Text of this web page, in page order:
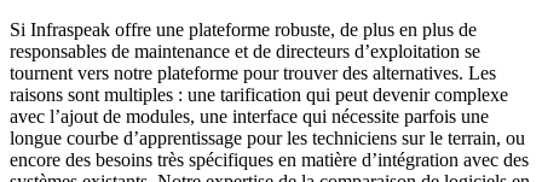
Si Infraspeak offre une plateforme robuste, de plus en plus de
responsables de maintenance et de directeurs d’exploitation se
tournent vers notre plateforme pour trouver des alternatives. Les
raisons sont multiples : une tarification qui peut devenir complexe
avec l’ajout de modules, une interface qui nécessite parfois une
longue courbe d’apprentissage pour les techniciens sur le terrain, ou
encore des besoins très spécifiques en matière d’intégration avec des